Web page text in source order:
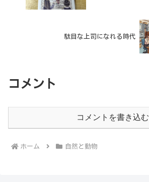
駄目な上司になれる時代
コメント
コメントを書き込む
ホーム 自然と動物